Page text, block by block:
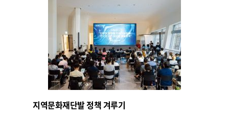
지역문화재단발 정책 겨루기